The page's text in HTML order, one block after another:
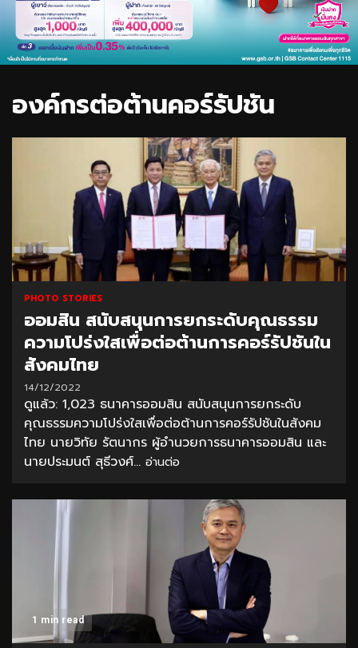
องค์กรต่อต้านคอร์รัปชัน
PHOTO STORIES
ออมสิน สนับสนุนการยกระดับคุณธรรม
ความโปร่งใสเพื่อต่อต้านการคอร์รัปชันใน
สังคมไทย
14/12/2022
ดูแล้ว: 1,023 ธนาคารออมสิน สนับสนุนการยกระดับ
คุณธรรมความโปร่งใสเพื่อต่อต้านการคอร์รัปชันในสังคม
ไทย นายวิทัย รัตนากร ผู้อำนวยการธนาคารออมสิน และ
นายประมนต์ สุธีวงศ์... อ่านต่อ
1 min read